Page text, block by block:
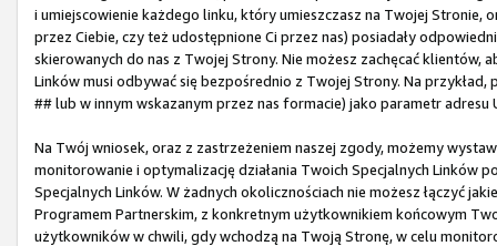
i umiejscowienie każdego linku, który umieszczasz na Twojej Stronie,
przez Ciebie, czy też udostępnione Ci przez nas) posiadały
skierowanych do nas z Twojej Strony. Nie możesz zachęcać klientów,
Linków musi odbywać się bezpośrednio z Twojej Strony. Na
## lub w innym wskazanym przez nas formacie) jako parametr
Na Twój wniosek, oraz z zastrzeżeniem naszej zgody, możemy
monitorowanie i optymalizację działania Twoich Specjalnych Linków
Specjalnych Linków. W żadnych okolicznościach nie możesz łączyć
Programem Partnerskim, z konkretnym użytkownikiem końcowym
użytkowników w chwili, gdy wchodzą na Twoją Stronę, w celu